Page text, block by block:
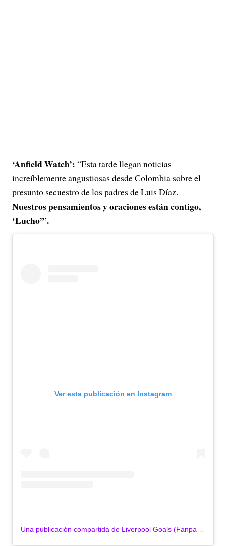
‘Anfield Watch’: “Esta tarde llegan noticias
increíblemente angustiosas desde Colombia sobre el
presunto secuestro de los padres de Luis Díaz.
Nuestros pensamientos y oraciones están contigo,
‘Lucho’”.
Ver esta publicación en Instagram